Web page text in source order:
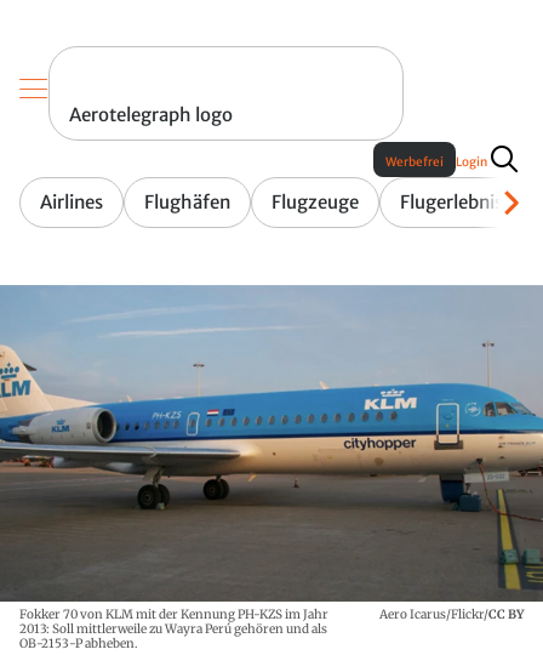
Aerotelegraph logo
Airlines Flughäfen Flugzeuge Flugerlebnis
Werbefrei Login
Fokker 70 von KLM mit der Kennung PH-KZS im Jahr
2013: Soll mittlerweile zu Wayra Perú gehören und als
OB-2153-P abheben.
Aero Icarus/Flickr/CC BY